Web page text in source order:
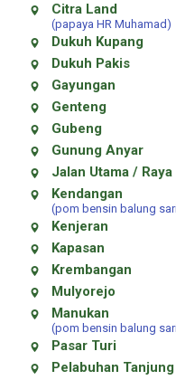
Citra Land
(papaya HR Muhamad)
Dukuh Kupang
Dukuh Pakis
Gayungan
Genteng
Gubeng
Gunung Anyar
Jalan Utama /
Kendangan
(pom bensin balung
Kenjeran
Kapasan
Krembangan
Mulyorejo
Manukan
(pom bensin balung
Pasar Turi
Pelabuhan